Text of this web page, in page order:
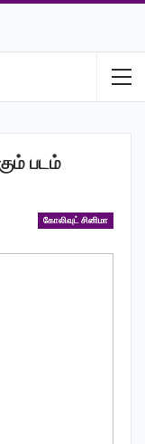
படம்
கோலிவுட் சினிமா